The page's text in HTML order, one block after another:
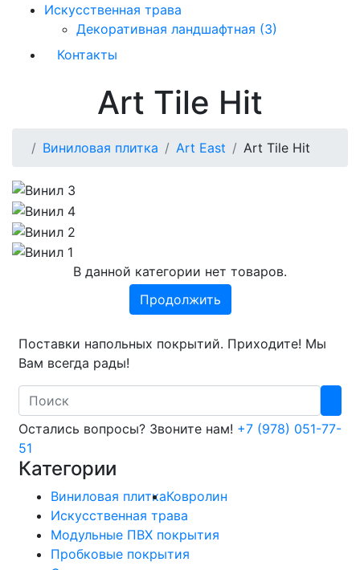
Искусственная трава
Декоративная ландшафтная (3)
Контакты
Art Tile Hit
Виниловая плитка Art East Art Tile Hit
В данной категории нет товаров.
Продолжить
Поставки напольных покрытий. Приходите! Мы
Вам всегда рады!
Search
Остались вопросы? Звоните нам! +7 (978) 051-77-
51
Категории
Виниловая плиткаКовролин
Искусственная трава
Модульные ПВХ покрытия
Пробковые покрытия